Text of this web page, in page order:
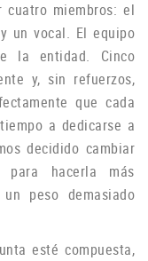
miembros: el
un vocal. El equipo
la entidad. Cinco
y, sin refuerzos,
que cada
a dedicarse a
decidido cambiar
hacerla más
peso demasiado
esté compuesta,